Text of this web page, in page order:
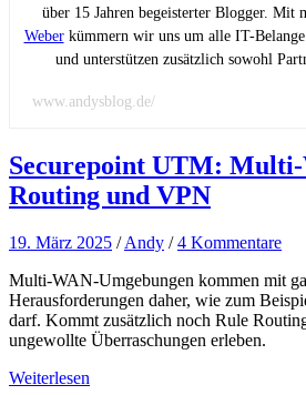
über 15 Jahren begeisterter Blogger. Mit
Weberkümmern wir uns um alle IT-
und unterstützen zusätzlich sowohl
www.andysblog.de/
Securepoint UTM: Multi-
Routing und VPN
19. März 2025 /Andy /4 Kommentare
Multi-WAN-Umgebungen kommen mit
Herausforderungen daher, wie zum
darf. Kommt zusätzlich noch Rule
ungewollte Überraschungen erleben.
Weiterlesen